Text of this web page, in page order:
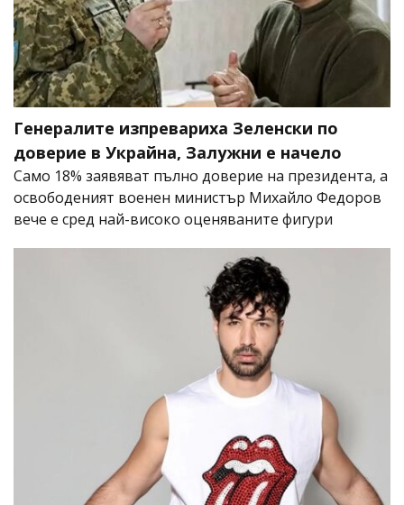
Генералите изпревариха Зеленски по
доверие в Украйна, Залужни е начело
Само 18% заявяват пълно доверие на президента, а
освободеният военен министър Михайло Федоров
вече е сред най-високо оценяваните фигури